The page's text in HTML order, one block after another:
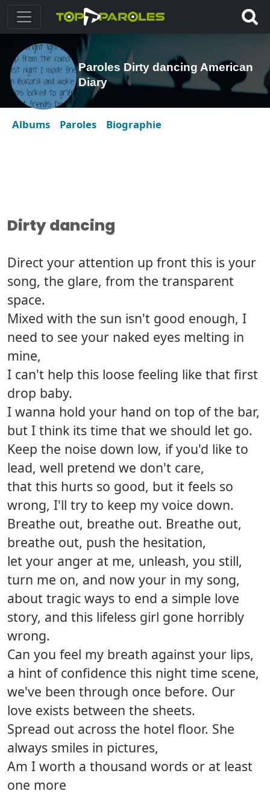
Paroles Dirty dancing American
Diary
Albums Paroles Biographie
Dirty dancing
Direct your attention up front this is your
song, the glare, from the transparent
space.
Mixed with the sun isn't good enough, I
need to see your naked eyes melting in
mine,
I can't help this loose feeling like that first
drop baby.
I wanna hold your hand on top of the bar,
but I think its time that we should let go.
Keep the noise down low, if you'd like to
lead, well pretend we don't care,
that this hurts so good, but it feels so
wrong, I'll try to keep my voice down.
Breathe out, breathe out. Breathe out,
breathe out, push the hesitation,
let your anger at me, unleash, you still,
turn me on, and now your in my song,
about tragic ways to end a simple love
story, and this lifeless girl gone horribly
wrong.
Can you feel my breath against your lips,
a hint of confidence this night time scene,
we've been through once before. Our
love exists between the sheets.
Spread out across the hotel floor. She
always smiles in pictures,
Am I worth a thousand words or at least
one more